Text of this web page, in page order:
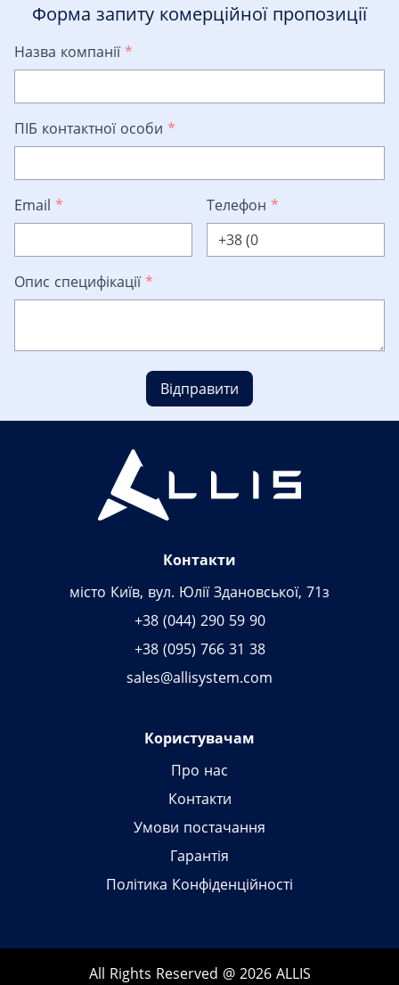
Контакти
місто Київ, вул. Юлії Здановської, 71з
+38 (044) 290 59 90
+38 (095) 766 31 38
sales@allisystem.com
Користувачам
Про нас
Контакти
Умови постачання
Гарантія
Політика Конфіденційності
Форма запиту комерційної пропозиції
Назва компанії *
ПІБ контактної особи *
Email * Телефон *
Опис специфікації *
Відправити
All Rights Reserved @ 2026 ALLIS